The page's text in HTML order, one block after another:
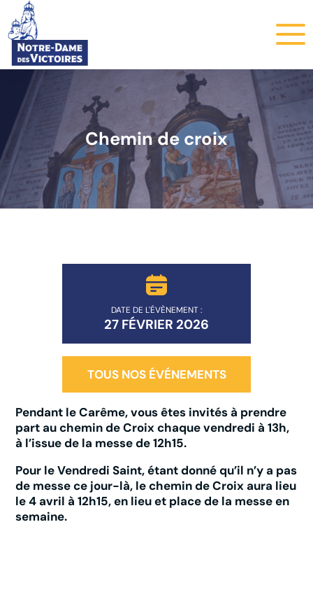
Chemin de croix
DATE DE L'ÉVÈNEMENT :
27 FÉVRIER 2026
TOUS NOS ÉVÉNEMENTS
Pendant le Carême, vous êtes invités à prendre
part au chemin de Croix chaque vendredi à 13h,
à l’issue de la messe de 12h15.
Pour le Vendredi Saint, étant donné qu’il n’y a pas
de messe ce jour-là, le chemin de Croix aura lieu
le 4 avril à 12h15, en lieu et place de la messe en
semaine.